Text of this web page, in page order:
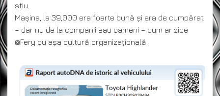
știu.
Mașina, la 39,000 era foarte bună și era de cumpărat
– dar nu de la companii sau oameni – cum ar zice
@Fery cu așa cultură organizațională.